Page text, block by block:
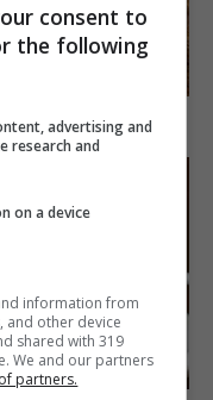
latte
consent to
the following
advertising and
research and
on a device
information from
and other device
shared with 319
We and our partners
partners.